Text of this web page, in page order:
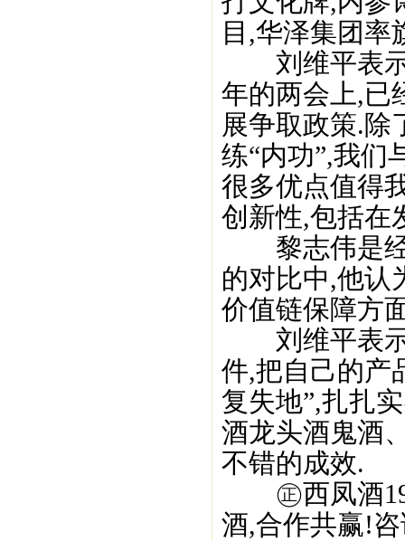
目,华泽集团率
刘维平表示,
年的两会上,已
展争取政策.除
练“内功”,我们
很多优点值得
创新性,包括在
黎志伟是经
的对比中,他认
价值链保障方
刘维平表示,
件,把自己的产
复失地”,扎扎
酒龙头酒鬼酒
不错的成效.
㊣西凤酒
酒,合作共赢!咨